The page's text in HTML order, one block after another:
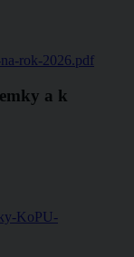
rok-2026.pdf
a k
KoPU-